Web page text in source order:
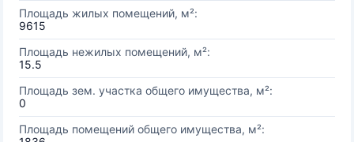
Площадь жилых помещений, м²:
9615
Площадь нежилых помещений, м²:
15.5
Площадь зем. участка общего имущества, м²:
0
Площадь помещений общего имущества, м²: